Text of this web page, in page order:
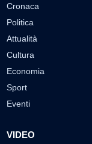
Cronaca
Politica
Attualità
Cultura
Economia
Sport
Eventi
VIDEO